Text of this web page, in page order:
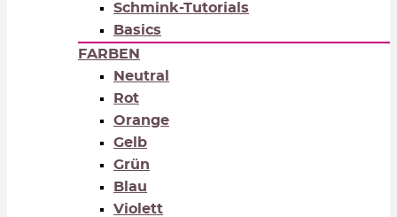
Schmink-Tutorials
Basics
FARBEN
Neutral
Rot
Orange
Gelb
Grün
Blau
Violett